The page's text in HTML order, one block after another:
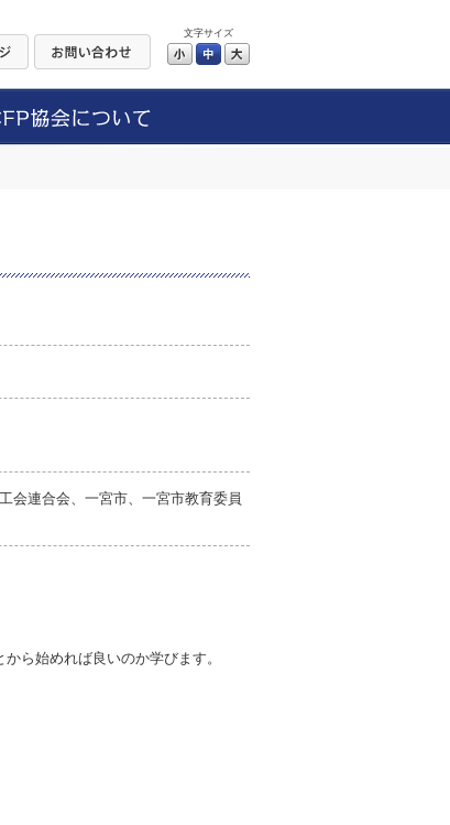
文字サイズ
小 中
会連合会、一宮市、一宮市教育委員
ら始めれば良いのか学びます。